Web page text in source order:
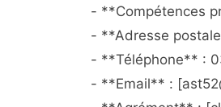
- **Compétences
- **Adresse
- **Téléphone** :
- **Email** :